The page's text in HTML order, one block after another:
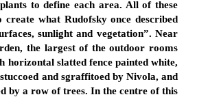
to define each area. All of these
create what Rudofsky once described
sunlight and vegetation”. Near
the largest of the outdoor rooms
horizontal slatted fence painted white,
and sgraffitoed by Nivola, and
by a row of trees. In the centre of this